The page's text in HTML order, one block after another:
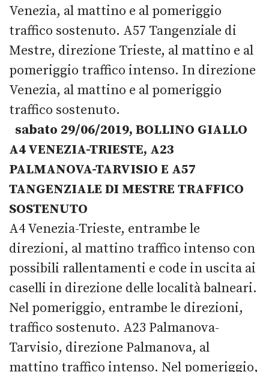
Venezia, al mattino e al pomeriggio
traffico sostenuto. A57 Tangenziale di
Mestre, direzione Trieste, al mattino e al
pomeriggio traffico intenso. In direzione
Venezia, al mattino e al pomeriggio
traffico sostenuto.
sabato 29/06/2019, BOLLINO GIALLO
A4 VENEZIA-TRIESTE, A23
PALMANOVA-TARVISIO E A57
TANGENZIALE DI MESTRE TRAFFICO
SOSTENUTO
A4 Venezia-Trieste, entrambe le
direzioni, al mattino traffico intenso con
possibili rallentamenti e code in uscita ai
caselli in direzione delle località balneari.
Nel pomeriggio, entrambe le direzioni,
traffico sostenuto. A23 Palmanova-
Tarvisio, direzione Palmanova, al
mattino traffico intenso. Nel pomeriggio,